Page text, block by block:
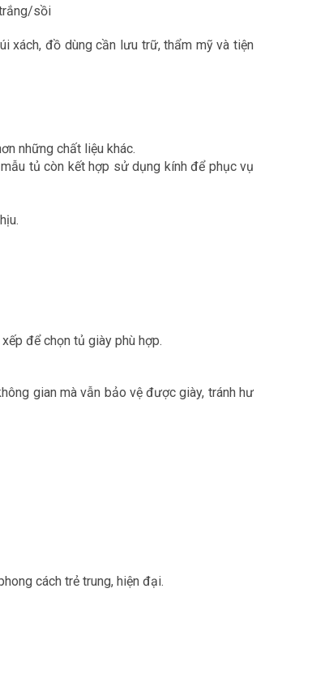
xách, đồ dùng cần lưu trữ, thẩm mỹ và tiện
những chất liệu khác.
tủ còn kết hợp sử dụng kính để phục vụ
để chọn tủ giày phù hợp.
gian mà vẫn bảo vệ được giày, tránh hư
cách trẻ trung, hiện đại.